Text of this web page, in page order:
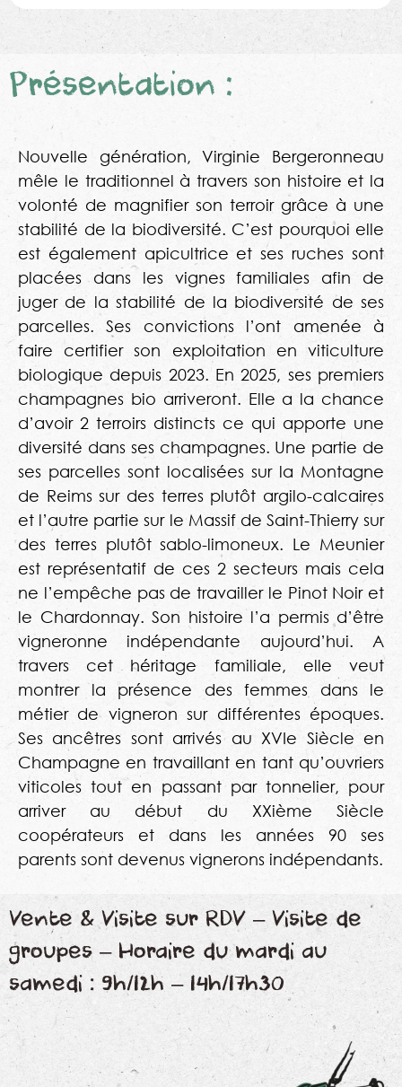
Présentation :
Nouvelle génération, Virginie Bergeronneau
mêle le traditionnel à travers son histoire et la
volonté de magnifier son terroir grâce à une
stabilité de la biodiversité. C’est pourquoi elle
est également apicultrice et ses ruches sont
placées dans les vignes familiales afin de
juger de la stabilité de la biodiversité de ses
parcelles. Ses convictions l’ont amenée à
faire certifier son exploitation en viticulture
biologique depuis 2023. En 2025, ses premiers
champagnes bio arriveront. Elle a la chance
d’avoir 2 terroirs distincts ce qui apporte une
diversité dans ses champagnes. Une partie de
ses parcelles sont localisées sur la Montagne
de Reims sur des terres plutôt argilo-calcaires
et l’autre partie sur le Massif de Saint-Thierry sur
des terres plutôt sablo-limoneux. Le Meunier
est représentatif de ces 2 secteurs mais cela
ne l’empêche pas de travailler le Pinot Noir et
le Chardonnay. Son histoire l’a permis d’être
vigneronne indépendante aujourd’hui. A
travers cet héritage familiale, elle veut
montrer la présence des femmes dans le
métier de vigneron sur différentes époques.
Ses ancêtres sont arrivés au XVIe Siècle en
Champagne en travaillant en tant qu’ouvriers
viticoles tout en passant par tonnelier, pour
arriver au début du XXième Siècle
coopérateurs et dans les années 90 ses
parents sont devenus vignerons indépendants.
Vente & Visite sur RDV – Visite de
groupes – Horaire du mardi au
samedi : 9h/12h – 14h/17h30